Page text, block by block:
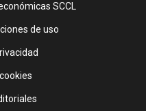
SCCL
de uso